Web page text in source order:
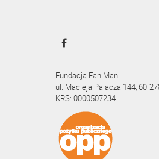
Fundacja FaniMani
ul. Macieja Palacza 144, 60-
KRS: 0000507234